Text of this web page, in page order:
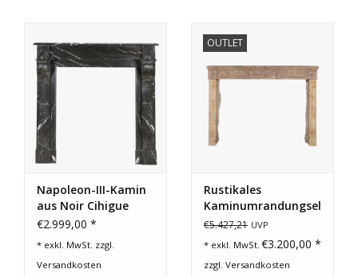
Napoleon-III-Kamin
aus Noir Cihigue
Marmor – Original
Marmorkamin
€2.999,00 *
* exkl. MwSt. zzgl.
Versandkosten
OUTLET
Rustikales
Kaminumrandungselement
Aus Stein Aus Dem
€5.427,21 UVP
€3.200,00 *
* exkl. MwSt.
zzgl. Versandkosten